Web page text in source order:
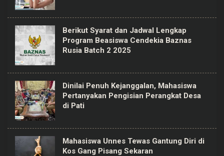
Berikut Syarat dan Jadwal Lengkap
Program Beasiswa Cendekia Baznas
Rusia Batch 2 2025
Dinilai Penuh Kejanggalan, Mahasiswa
Pertanyakan Pengisian Perangkat Desa
di Pati
Mahasiswa Unnes Tewas Gantung Diri di
Kos Gang Pisang Sekaran